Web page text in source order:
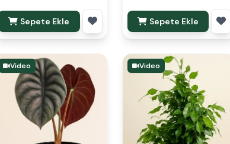
Sepete Ekle Sepete Ekle
Video Video